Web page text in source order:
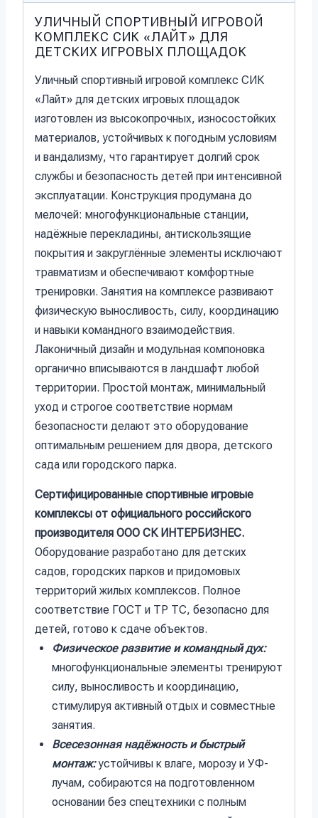
УЛИЧНЫЙ СПОРТИВНЫЙ ИГРОВОЙ
КОМПЛЕКС СИК «ЛАЙТ» ДЛЯ
ДЕТСКИХ ИГРОВЫХ ПЛОЩАДОК
Уличный спортивный игровой комплекс СИК
«Лайт» для детских игровых площадок
изготовлен из высокопрочных, износостойких
материалов, устойчивых к погодным условиям
и вандализму, что гарантирует долгий срок
службы и безопасность детей при интенсивной
эксплуатации. Конструкция продумана до
мелочей: многофункциональные станции,
надёжные перекладины, антискользящие
покрытия и закруглённые элементы исключают
травматизм и обеспечивают комфортные
тренировки. Занятия на комплексе развивают
физическую выносливость, силу, координацию
и навыки командного взаимодействия.
Лаконичный дизайн и модульная компоновка
органично вписываются в ландшафт любой
территории. Простой монтаж, минимальный
уход и строгое соответствие нормам
безопасности делают это оборудование
оптимальным решением для двора, детского
сада или городского парка.
Сертифицированные спортивные игровые
комплексы от официального российского
производителя ООО СК ИНТЕРБИЗНЕС.
Оборудование разработано для детских
садов, городских парков и придомовых
территорий жилых комплексов. Полное
соответствие ГОСТ и ТР ТС, безопасно для
детей, готово к сдаче объектов.
Физическое развитие и командный дух:
многофункциональные элементы тренируют
силу, выносливость и координацию,
стимулируя активный отдых и совместные
занятия.
Всесезонная надёжность и быстрый
монтаж:устойчивы к влаге, морозу и УФ-
лучам, собираются на подготовленном
основании без спецтехники с полным